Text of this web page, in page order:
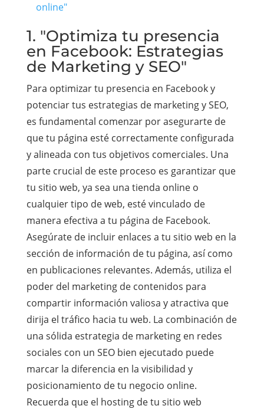
online"
1. "Optimiza tu presencia
en Facebook: Estrategias
de Marketing y SEO"
Para optimizar tu presencia en Facebook y
potenciar tus estrategias de marketing y SEO,
es fundamental comenzar por asegurarte de
que tu página esté correctamente configurada
y alineada con tus objetivos comerciales. Una
parte crucial de este proceso es garantizar que
tu sitio web, ya sea una tienda online o
cualquier tipo de web, esté vinculado de
manera efectiva a tu página de Facebook.
Asegúrate de incluir enlaces a tu sitio web en la
sección de información de tu página, así como
en publicaciones relevantes. Además, utiliza el
poder del marketing de contenidos para
compartir información valiosa y atractiva que
dirija el tráfico hacia tu web. La combinación de
una sólida estrategia de marketing en redes
sociales con un SEO bien ejecutado puede
marcar la diferencia en la visibilidad y
posicionamiento de tu negocio online.
Recuerda que el hosting de tu sitio web